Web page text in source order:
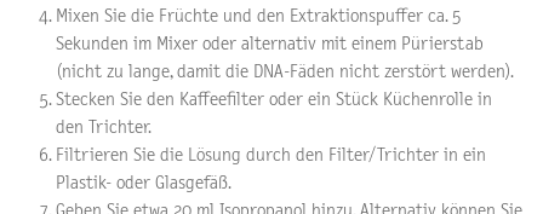
Mixen Sie die Früchte und den Extraktionspuffer ca. 5
Sekunden im Mixer oder alternativ mit einem Pürierstab
(nicht zu lange, damit die DNA-Fäden nicht zerstört werden).
Stecken Sie den Kaffeefilter oder ein Stück Küchenrolle in
den Trichter.
Filtrieren Sie die Lösung durch den Filter/Trichter in ein
Plastik- oder Glasgefäß.